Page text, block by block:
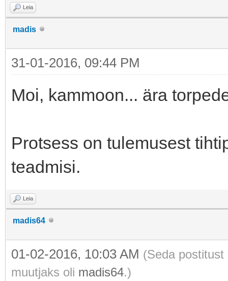
Leia
madis
31-01-2016, 09:44 PM
Moi, kammoon... ära
Protsess on tulemusest
teadmisi.
Leia
madis64
01-02-2016, 10:03 AM (Seda
muutjaks oli madis64.)